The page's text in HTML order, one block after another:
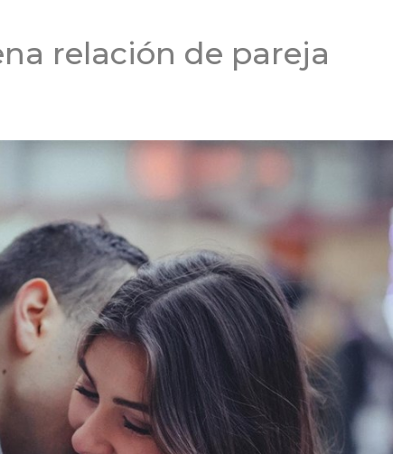
relación de pareja